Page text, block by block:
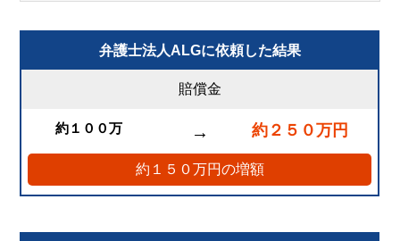
弁護士法人ALGに依頼した結果
賠償金
約１００万 → 約２５０万円
約１５０万円の増額